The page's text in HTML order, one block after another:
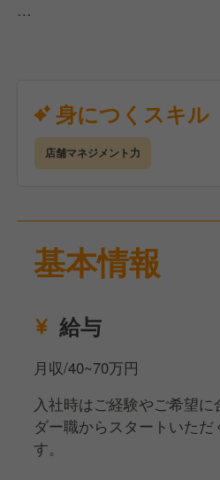
■商品開発・販売企画の立案
■店舗の運営全般
上記の仕事を通し、現場の流
す。
【しっかりと覚えるまで上司
入社後は先輩のOJTからスタ
環境です。
その他にも、資格取得費用補
社負担)・社長面談など様々
身につくスキル
店舗マネジメント力
基本情報
給与
月収/40~70万円
入社時はご経験やご希望
ダー職からスタートいただ
す。